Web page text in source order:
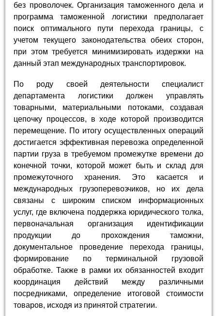
без проволочек. Организация таможенного дела и
программа таможенной логистики предполагает
поиск оптимального пути перехода границы, с
учетом текущего законодательства обеих сторон,
при этом требуется минимизировать издержки на
данный этап международных транспортировок.
По роду своей деятельности специалист
департамента логистики должен управлять
товарными, материальными потоками, создавая
цепочку процессов, в ходе которой производится
перемещение. По итогу осуществленных операций
достигается эффективная перевозка определенной
партии груза в требуемом промежутке времени до
конечной точки, которой может быть и склад для
промежуточного хранения. Это касается и
международных грузоперевозчиков, но их дела
связаны с широким списком информационных
услуг, где включена поддержка юридического толка,
первоначальная организация идентификации
продукции до прохождения таможни,
документальное проведение перехода границы,
формирование по терминальной грузовой
обработке. Также в рамки их обязанностей входит
координация действий между различными
посредниками, определение итоговой стоимости
товаров, исходя из принятой стратегии.